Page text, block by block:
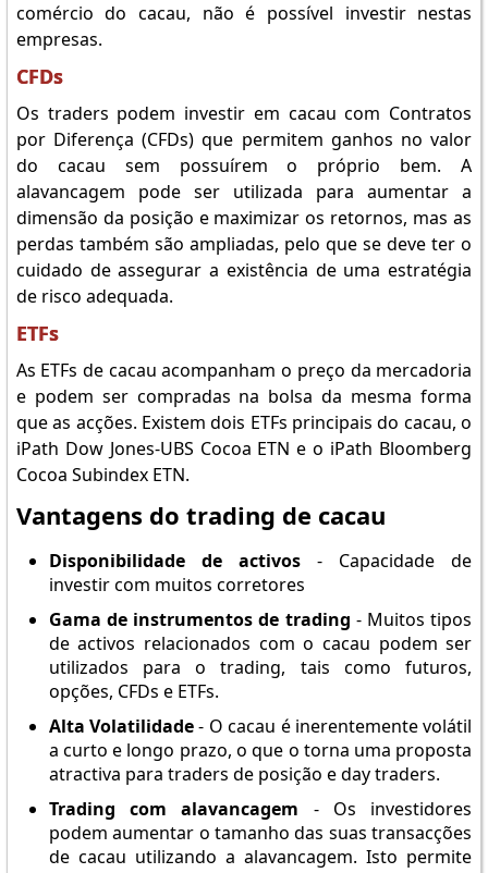
comércio do cacau, não é possível investir nestas
empresas.
CFDs
Os traders podem investir em cacau com Contratos
por Diferença (CFDs) que permitem ganhos no valor
do cacau sem possuírem o próprio bem. A
alavancagem pode ser utilizada para aumentar a
dimensão da posição e maximizar os retornos, mas as
perdas também são ampliadas, pelo que se deve ter o
cuidado de assegurar a existência de uma estratégia
de risco adequada.
ETFs
As ETFs de cacau acompanham o preço da mercadoria
e podem ser compradas na bolsa da mesma forma
que as acções. Existem dois ETFs principais do cacau, o
iPath Dow Jones-UBS Cocoa ETN e o iPath Bloomberg
Cocoa Subindex ETN.
Vantagens do trading de cacau
Disponibilidade de activos- Capacidade de
investir com muitos corretores
Gama de instrumentos de trading - Muitos tipos
de activos relacionados com o cacau podem ser
utilizados para o trading, tais como futuros,
opções, CFDs e ETFs.
Alta Volatilidade- O cacau é inerentemente volátil
a curto e longo prazo, o que o torna uma proposta
atractiva para traders de posição e day traders.
Trading com alavancagem - Os investidores
podem aumentar o tamanho das suas transacções
de cacau utilizando a alavancagem. Isto permite